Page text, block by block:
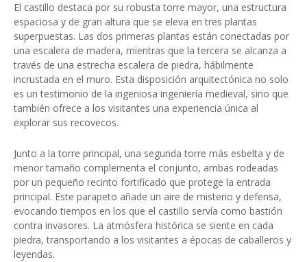
El castillo destaca por su robusta torre mayor, una estructura
espaciosa y de gran altura que se eleva en tres plantas
superpuestas. Las dos primeras plantas están conectadas por
una escalera de madera, mientras que la tercera se alcanza a
través de una estrecha escalera de piedra, hábilmente
incrustada en el muro. Esta disposición arquitectónica no solo
es un testimonio de la ingeniosa ingeniería medieval, sino que
también ofrece a los visitantes una experiencia única al
explorar sus recovecos.
Junto a la torre principal, una segunda torre más esbelta y de
menor tamaño complementa el conjunto, ambas rodeadas
por un pequeño recinto fortificado que protege la entrada
principal. Este parapeto añade un aire de misterio y defensa,
evocando tiempos en los que el castillo servía como bastión
contra invasores. La atmósfera histórica se siente en cada
piedra, transportando a los visitantes a épocas de caballeros y
leyendas.